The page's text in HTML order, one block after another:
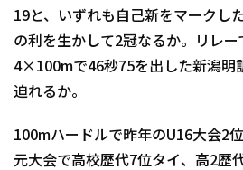
19と、いずれも自己新をマークし
の利を生かして2冠なるか。リレー
4×100mで46秒75を出した新潟明
迫れるか。
100mハードルで昨年のU16大会2
元大会で高校歴代7位タイ、高2歴